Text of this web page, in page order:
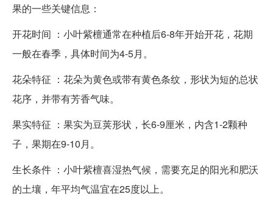
果的一些关键信息：
开花时间 ：小叶紫檀通常在种植后6-8年开始开花，花期
一般在春季，具体时间为4-5月。
花朵特征 ：花朵为黄色或带有黄色条纹，形状为短的总状
花序，并带有芳香气味。
果实特征 ：果实为豆荚形状，长6-9厘米，内含1-2颗种
子，果期在9-10月。
生长条件 ：小叶紫檀喜湿热气候，需要充足的阳光和肥沃
的土壤，年平均气温宜在25度以上。